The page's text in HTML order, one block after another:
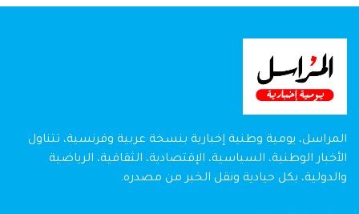
المراسل، يومية وطنية إخبارية بنسخة عربية وفرنسية، تتناول
الأخبار الوطنية، السياسية، الإقتصادية، الثقافية، الرياضية
والدولية، بكل حيادية ونقل الخبر من مصدره.